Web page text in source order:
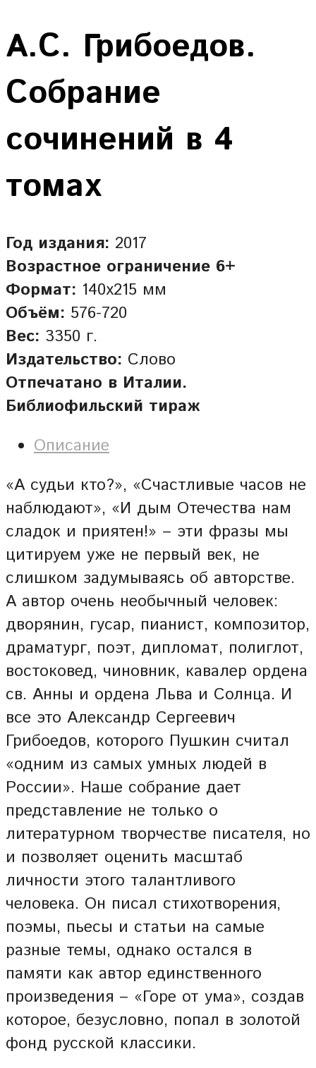
А.С. Грибоедов.
Собрание
сочинений в 4
томах
Год издания: 2017
Возрастное ограничение 6+
Формат: 140х215 мм
Объём: 576-720
Вес: 3350 г.
Издательство: Слово
Отпечатано в Италии.
Библиофильский тираж
Описание
«А судьи кто?», «Счастливые часов не
наблюдают», «И дым Отечества нам
сладок и приятен!» – эти фразы мы
цитируем уже не первый век, не
слишком задумываясь об авторстве.
А автор очень необычный человек:
дворянин, гусар, пианист, композитор,
драматург, поэт, дипломат, полиглот,
востоковед, чиновник, кавалер ордена
св. Анны и ордена Льва и Солнца. И
все это Александр Сергеевич
Грибоедов, которого Пушкин считал
«одним из самых умных людей в
России». Наше собрание дает
представление не только о
литературном творчестве писателя, но
и позволяет оценить масштаб
личности этого талантливого
человека. Он писал стихотворения,
поэмы, пьесы и статьи на самые
разные темы, однако остался в
памяти как автор единственного
произведения – «Горе от ума», создав
которое, безусловно, попал в золотой
фонд русской классики.